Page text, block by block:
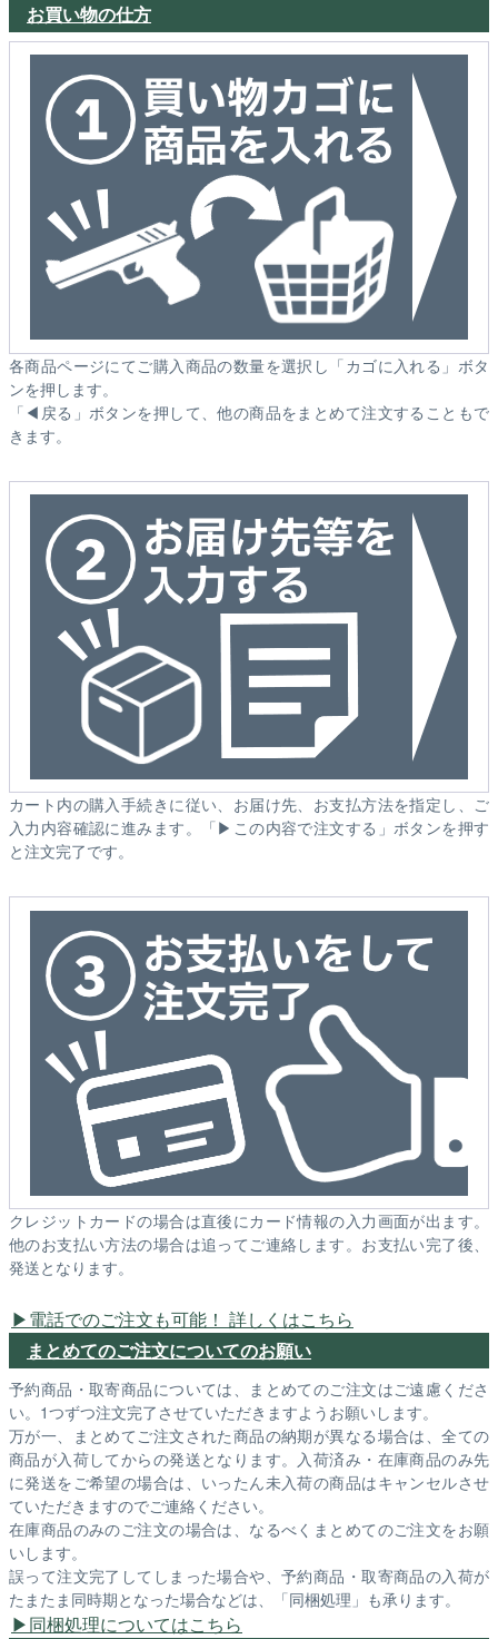
お買い物の仕方
各商品ページにてご購入商品の数量を選択し「カゴに入れる」ボタ
ンを押します。
「◀戻る」ボタンを押して、他の商品をまとめて注文することもで
きます。
カート内の購入手続きに従い、お届け先、お支払方法を指定し、ご
入力内容確認に進みます。「▶この内容で注文する」ボタンを押す
と注文完了です。
クレジットカードの場合は直後にカード情報の入力画面が出ます。
他のお支払い方法の場合は追ってご連絡します。お支払い完了後、
発送となります。
電話でのご注文も可能！ 詳しくはこちら
まとめてのご注文についてのお願い
予約商品・取寄商品については、まとめてのご注文はご遠慮くださ
い。1つずつ注文完了させていただきますようお願いします。
万が一、まとめてご注文された商品の納期が異なる場合は、全ての
商品が入荷してからの発送となります。入荷済み・在庫商品のみ先
に発送をご希望の場合は、いったん未入荷の商品はキャンセルさせ
ていただきますのでご連絡ください。
在庫商品のみのご注文の場合は、なるべくまとめてのご注文をお願
いします。
誤って注文完了してしまった場合や、予約商品・取寄商品の入荷が
たまたま同時期となった場合などは、「同梱処理」も承ります。
同梱処理についてはこちら